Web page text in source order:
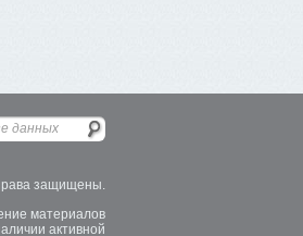
защищены.
материалов
активной